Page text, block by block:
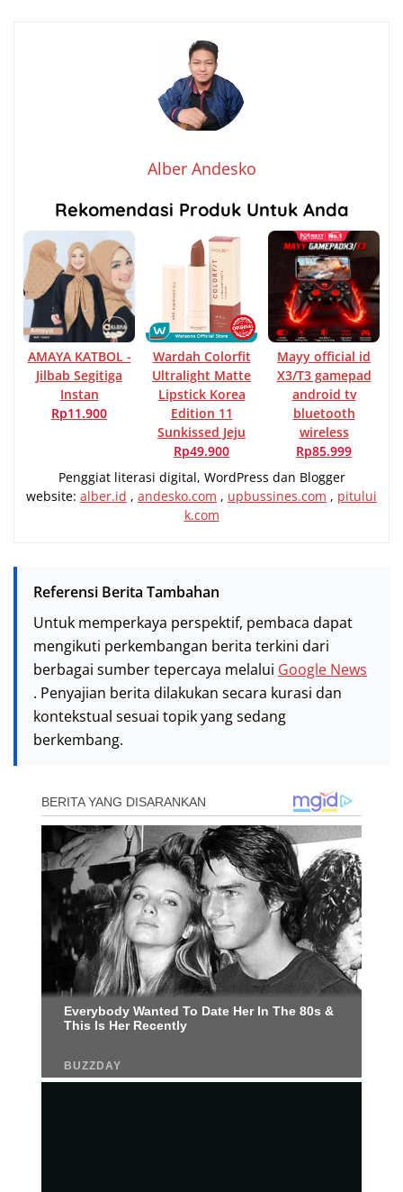
Alber Andesko
Rekomendasi Produk Untuk Anda
AMAYA KATBOL -
Jilbab Segitiga
Instan
Rp11.900
Wardah Colorfit
Ultralight Matte
Lipstick Korea
Edition 11
Sunkissed Jeju
Rp49.900
Mayy official id
X3/T3 gamepad
android tv
bluetooth
wireless
Rp85.999
Penggiat literasi digital, WordPress dan Blogger
website: alber.id , andesko.com , upbussines.com , pitului
k.com
Referensi Berita Tambahan
Untuk memperkaya perspektif, pembaca dapat
mengikuti perkembangan berita terkini dari
berbagai sumber tepercaya melalui Google News
. Penyajian berita dilakukan secara kurasi dan
kontekstual sesuai topik yang sedang
berkembang.